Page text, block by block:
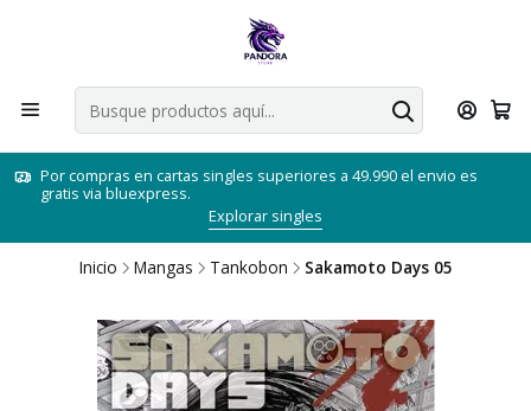
Por compras en cartas singles superiores a 49.990 el envio es
gratis via bluexpress.
Explorar singles
Inicio Mangas Tankobon Sakamoto Days 05